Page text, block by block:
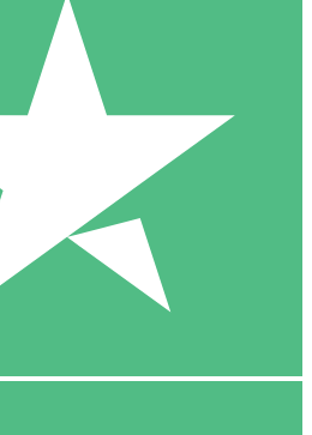
Crediti Individuali
di download. Nessun impegno
1 Download
10
US$1500